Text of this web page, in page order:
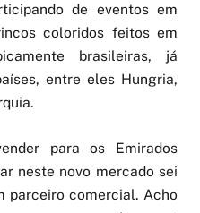
de eventos em
coloridos feitos em
brasileiras, já
entre eles Hungria,
para os Emirados
neste novo mercado sei
parceiro comercial. Acho